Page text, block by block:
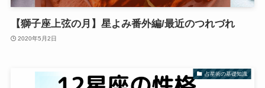
【獅子座上弦の月】星よみ番外編/最近のつれづれ
2020年5月2日
占星術の基礎知識